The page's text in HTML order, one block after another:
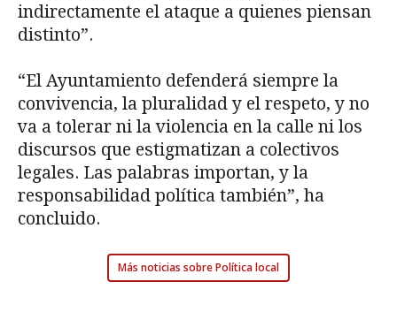
indirectamente el ataque a quienes piensan
distinto”.
“El Ayuntamiento defenderá siempre la
convivencia, la pluralidad y el respeto, y no
va a tolerar ni la violencia en la calle ni los
discursos que estigmatizan a colectivos
legales. Las palabras importan, y la
responsabilidad política también”, ha
concluido.
Más noticias sobre Política local